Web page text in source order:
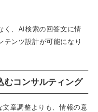
く、AI検索の回答文に情
テンツ設計が可能になり
むコンサルティング
章調整よりも、情報の意